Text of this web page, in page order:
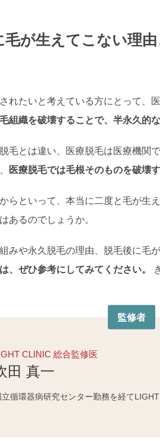
毛が生えてこない理
れたいと考えている方にとって、
組織を破壊することで、半永久的
毛とは違い、医療脱毛は医療機関
医療脱毛では毛根そのものを破壊
らといって、本当に二度と毛が生
あるのでしょうか。
みや永久脱毛の理由、脱毛後に毛
、ぜひ参考にしてみてください。
監修者
CLINIC 総合監修医
田 真一
立循環器病研究センター勤務を経てLIGHT